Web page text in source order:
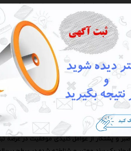
همچنین استفاده از تصاویر و ویدئوهای با
نماید.
علاوه بر این ایجاد تعامل با مخاطبان از طریق
پاسخگویی سریع و مودبانه به سوالات و نظرات
آنها متعهد هستید.
در کنار موارد ذکر شده ترجمه دقیق و حرفه‌ای
ترجمه صرفاً انتقال کلمات از یک زبان به زبان
یک ترجمه خوب باید بتواند پیام مورد نظر را
همچنین استفاده از ابزارهای تحلیل داده‌ها برای
با تحلیل داده‌های مربوط به بازدیدها کلیک‌ها
بهبود آنها گام بردارید.
صبر و پشتکار از عوامل کلیدی موفقیت در عرصه